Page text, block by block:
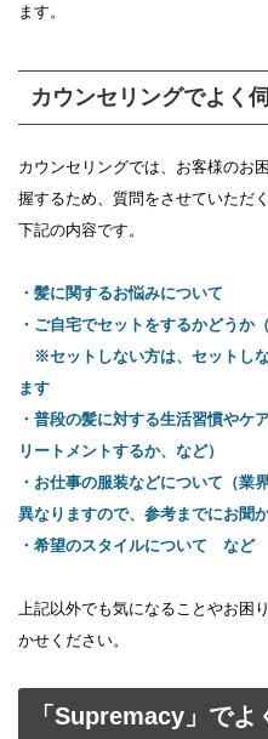
ます。
カウンセリングでよく
カウンセリングでは、お客様のお
握するため、質問をさせていただ
下記の内容です。
・髪に関するお悩みについて
・ご自宅でセットをするかどうか
※セットしない方は、セットし
ます
・普段の髪に対する生活習慣やケ
リートメントするか、など）
・お仕事の服装などについて（業
異なりますので、参考までにお聞
・希望のスタイルについて など
上記以外でも気になることやお困
かせください。
「Supremacy」でよ